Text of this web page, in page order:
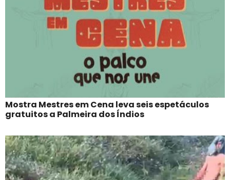
Mostra Mestres em Cena leva seis espetáculos
gratuitos a Palmeira dos Índios